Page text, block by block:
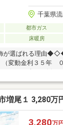
千葉県
都市ガス
床暖房
選ばれる理由
変動金利３５年 ０
～【今のお客様の
居費って自分達は
安心して暮らせる
税金とか色々心配
ます。不動産売買
増尾１ 3,280万
3,280万円